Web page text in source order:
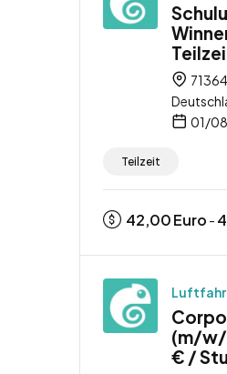
01/
Teilzeit
42,00Euro -
(m/w/
€ /